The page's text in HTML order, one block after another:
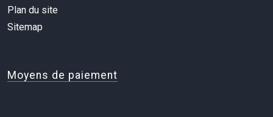
Plan du site
Sitemap
Moyens de paiement